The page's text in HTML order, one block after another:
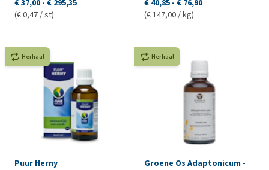
€ 37,00 - € 295,35
(€ 0,47 / st)
€ 40,85 - € 76,90
(€ 147,00 / kg)
Herhaal
Puur Herny
Herhaal
Groene Os Adaptonicum -